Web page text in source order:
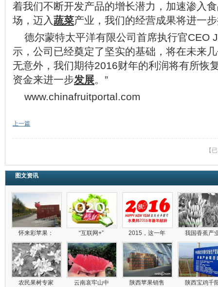
着我们不断开发产品的增长潜力，加速渗入
场，迈入蔬菜产业，我们的经营成果将进一步
德尔蒙特太平洋有限公司首席执行官CEO
示，公司已经奠定了坚实的基础，将在未来
无意外，我们期待2016财年的利润将有所恢
资金来进一步发展。”
www.chinafruitportal.com
上一篇
【
图文资讯
怀来彩苹果： “互联网+” 2015，这一年 我国香蕉产
农民果树专家 云南哀牢山中 陕西苹果销售 陕西宝鸡千